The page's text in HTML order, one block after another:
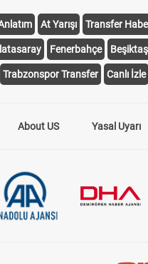
At Yarışı Transfer
Fenerbahçe Beşiktaş
Trabzonspor Transfer Canlı İzle
About US Yasal Uyarı